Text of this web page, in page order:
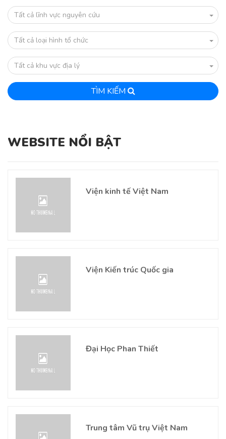
Tất cả lĩnh vực nguyên cứu
Tất cả loại hình tổ chức
Tất cả khu vực địa lý
TÌM KIẾM
WEBSITE NỔI BẬT
Viện kinh tế Việt Nam
Viện Kiến trúc Quốc gia
Đại Học Phan Thiết
Trung tâm Vũ trụ Việt Nam